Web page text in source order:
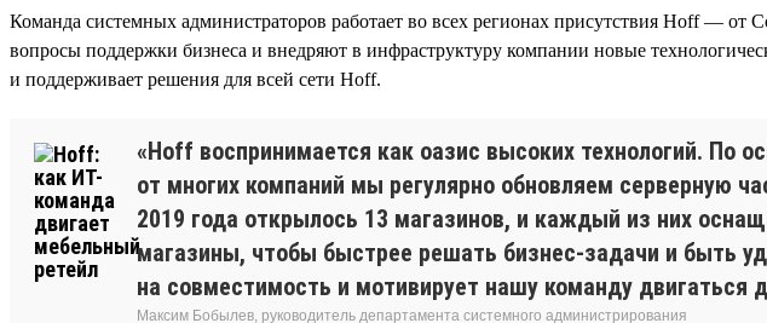
Команда системных администраторов работает во всех регионах присутствия Hoff —
вопросы поддержки бизнеса и внедряют в инфраструктуру компании новые
и поддерживает решения для всей сети Hoff.
«Hoff воспринимается как оазис высоких технологий.
от многих компаний мы регулярно обновляем серверную
2019 года открылось 13 магазинов, и каждый из них
магазины, чтобы быстрее решать бизнес-задачи и быть
на совместимость и мотивирует нашу команду двигаться
Максим Бобылев, руководитель департамента системного администрирования